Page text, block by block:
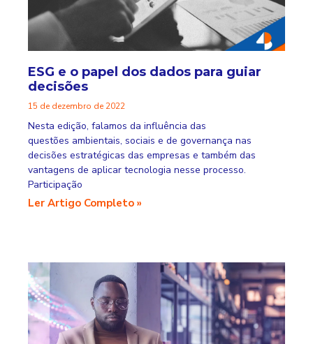
ESG e o papel dos dados para guiar
decisões
15 de dezembro de 2022
Nesta edição, falamos da influência das
questões ambientais, sociais e de governança nas
decisões estratégicas das empresas e também das
vantagens de aplicar tecnologia nesse processo.
Participação
Ler Artigo Completo »